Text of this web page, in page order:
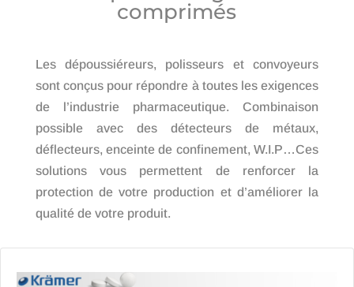
comprimés
Les dépoussiéreurs, polisseurs et convoyeurs
sont conçus pour répondre à toutes les exigences
de l’industrie pharmaceutique. Combinaison
possible avec des détecteurs de métaux,
déflecteurs, enceinte de confinement, W.I.P…Ces
solutions vous permettent de renforcer la
protection de votre production et d’améliorer la
qualité de votre produit.